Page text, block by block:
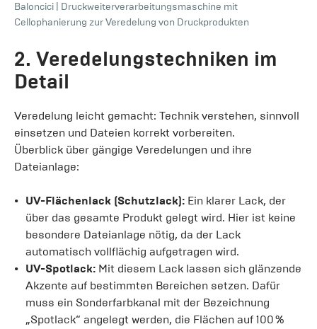
Baloncici
Druckweiterverarbeitungsmaschine mit
Cellophanierung zur Veredelung von Druckprodukten
2. Veredelungstechniken im
Detail
Veredelung leicht gemacht: Technik verstehen, sinnvoll
einsetzen und Dateien korrekt vorbereiten.
Überblick über gängige Veredelungen und ihre
Dateianlage:
UV-Flächenlack (Schutzlack): Ein klarer Lack, der
über das gesamte Produkt gelegt wird. Hier ist keine
besondere Dateianlage nötig, da der Lack
automatisch vollflächig aufgetragen wird.
UV-Spotlack: Mit diesem Lack lassen sich glänzende
Akzente auf bestimmten Bereichen setzen. Dafür
muss ein Sonderfarbkanal mit der Bezeichnung
„Spotlack“ angelegt werden, die Flächen auf 100 %